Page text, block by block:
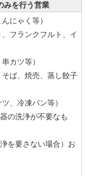
みを行う営業
にゃく等）
フランクフルト、イ
カツ等）
ば、焼売、蒸し餃子
、冷凍パン等）
の洗浄が不要なも
を要さない場合）お